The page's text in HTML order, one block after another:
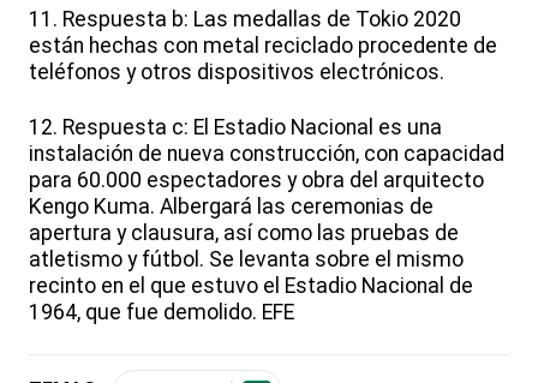
11. Respuesta b: Las medallas de Tokio 2020
están hechas con metal reciclado procedente de
teléfonos y otros dispositivos electrónicos.
12. Respuesta c: El Estadio Nacional es una
instalación de nueva construcción, con capacidad
para 60.000 espectadores y obra del arquitecto
Kengo Kuma. Albergará las ceremonias de
apertura y clausura, así como las pruebas de
atletismo y fútbol. Se levanta sobre el mismo
recinto en el que estuvo el Estadio Nacional de
1964, que fue demolido. EFE